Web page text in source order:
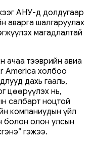
АНУ-д долдугаар
аварга шалгаруулах
магадлалтай
ачаа тээврийн авиа
America холбоо
дахь гааль,
цөөрүүлэх нь,
салбарт ноцтой
компаниудын үйл
болон олон улсын
гэжээ.